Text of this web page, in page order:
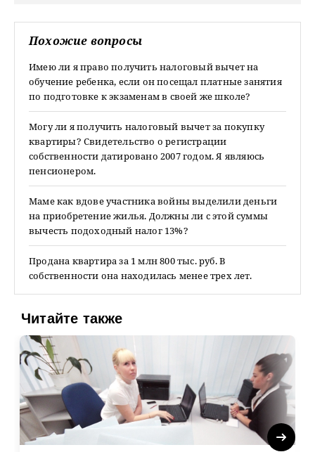
Похожие вопросы
Имею ли я право получить налоговый вычет на
обучение ребенка, если он посещал платные занятия
по подготовке к экзаменам в своей же школе?
Могу ли я получить налоговый вычет за покупку
квартиры? Свидетельство о регистрации
собственности датировано 2007 годом. Я являюсь
пенсионером.
Маме как вдове участника войны выделили деньги
на приобретение жилья. Должны ли с этой суммы
вычесть подоходный налог 13%?
Продана квартира за 1 млн 800 тыс. руб. В
собственности она находилась менее трех лет.
Читайте также
Next